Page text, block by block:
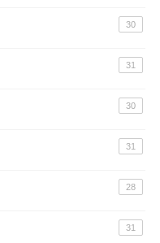
30
31
30
31
28
31